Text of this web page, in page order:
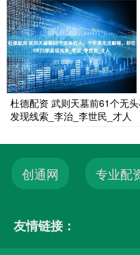
杜德配资 武则天墓前61个无
发现线索_李治_李世民_才人
创通网 专业配
友情链接：